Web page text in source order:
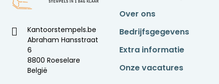
Kantoorstempels.be
Abraham Hansstraat
6
8800 Roeselare
België
Over ons
Bedrijfsgegevens
Extra informatie
Onze vacatures